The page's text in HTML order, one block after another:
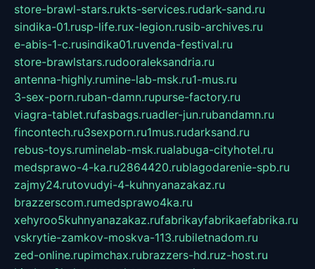
store-brawl-stars.rukts-services.rudark-sand.ru
sindika-01.rusp-life.rux-legion.rusib-archives.ru
e-abis-1-c.rusindika01.ruvenda-festival.ru
store-brawlstars.rudooraleksandria.ru
antenna-highly.rumine-lab-msk.ru1-mus.ru
3-sex-porn.ruban-damn.rupurse-factory.ru
viagra-tablet.rufasbags.ruadler-jun.rubandamn.ru
fincontech.ru3sexporn.ru1mus.rudarksand.ru
rebus-toys.ruminelab-msk.rualabuga-cityhotel.ru
medsprawo-4-ka.ru2864420.rublagodarenie-spb.ru
zajmy24.rutovudyi-4-kuhnyanazakaz.ru
brazzerscom.rumedsprawo4ka.ru
xehyroo5kuhnyanazakaz.rufabrikayfabrikaefabrika.ru
vskrytie-zamkov-moskva-113.rubiletnadom.ru
zed-online.rupimchax.rubrazzers-hd.ruz-host.ru